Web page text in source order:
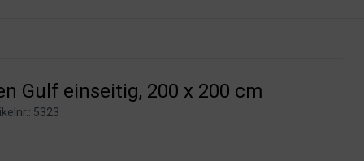
Gulf einseitig, 200 x 200 cm
5323